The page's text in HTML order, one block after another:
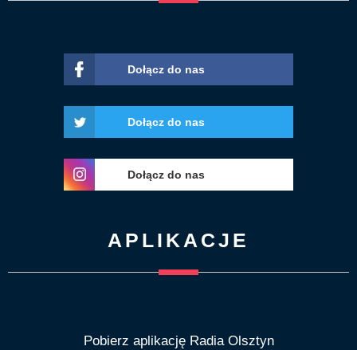
Dołącz do nas
Dołącz do nas
Dołącz do nas
APLIKACJE
Pobierz aplikację Radia Olsztyn